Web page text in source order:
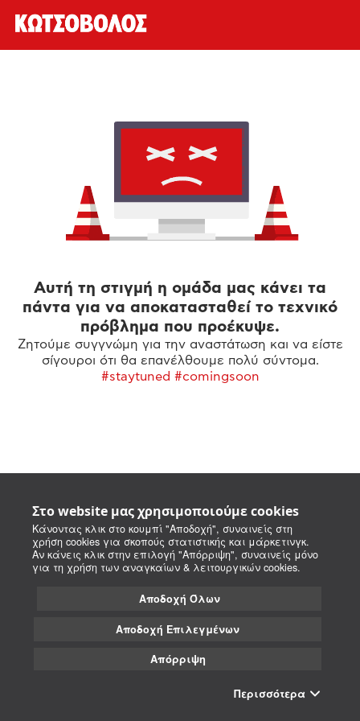
Στο website μας χρησιμοποιούμε cookies
Κάνοντας κλικ στο κουμπί "Αποδοχή", συναινείς στη
χρήση cookies για σκοπούς στατιστικής και μάρκετινγκ.
Αν κάνεις κλικ στην επιλογή "Απόρριψη", συναινείς μόνο
για τη χρήση των αναγκαίων & λειτουργικών cookies.
Αποδοχή Όλων
Αποδοχή Επιλεγμένων
Απόρριψη
Περισσότερα
Αυτή τη στιγμή η ομάδα μας κάνει τα
πάντα για να αποκατασταθεί το τεχνικό
πρόβλημα που προέκυψε.
Ζητούμε συγγνώμη για την αναστάτωση και να είστε
σίγουροι ότι θα επανέλθουμε πολύ σύντομα.
#staytuned #comingsoon